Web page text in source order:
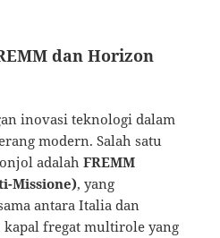
dan Horizon
inovasi teknologi dalam
modern. Salah satu
adalahFREMM
Missione), yang
antara Italia dan
kapal fregat multirole yang